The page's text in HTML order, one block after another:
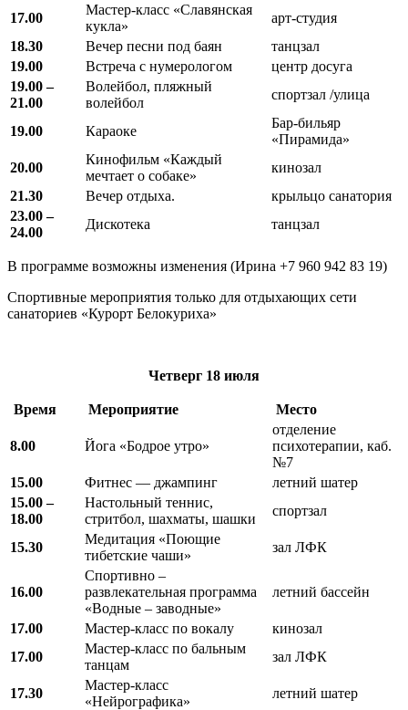
17.00
Мастер-класс «Славянская
кукла»
арт-студия
18.30
Вечер песни под баян
танцзал
19.00
Встреча с нумерологом
центр досуга
19.00 –
21.00
Волейбол, пляжный
волейбол
спортзал /улица
19.00 Караоке
Бар-бильяр
«Пирамида»
20.00
Кинофильм «Каждый
мечтает о собаке»
кинозал
21.30
Вечер отдыха.
крыльцо санатория
23.00 –
24.00
Дискотека танцзал
В программе возможны изменения (Ирина +7 960 942 83 19)
Спортивные мероприятия только для отдыхающих сети
санаториев «Курорт Белокуриха»
Четверг 18 июля
Время Мероприятие Место
8.00 Йога «Бодрое утро»
отделение
психотерапии, каб.
№7
15.00
Фитнес — джампинг
летний шатер
15.00 –
18.00
Настольный теннис,
стритбол, шахматы, шашки
спортзал
15.30
Медитация «Поющие
тибетские чаши»
зал ЛФК
16.00
Спортивно –
развлекательная программа
«Водные – заводные»
летний бассейн
17.00 Мастер-класс по вокалу
кинозал
17.00
Мастер-класс по бальным
танцам
зал ЛФК
17.30
Мастер-класс
«Нейрографика»
летний шатер